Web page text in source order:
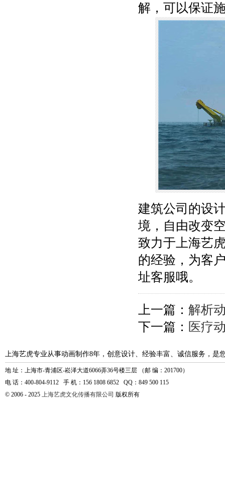
解，可以保证
建筑公司的设
境，自由改变
致力于上海艺
的经验，为客
址客服哦。
上一篇： 解析
下一篇： 医疗
上海艺虎专业从事动画制作8年，创意设计、经验丰富、诚信服务，是
地 址：上海市-青浦区-崧泽大道6066弄36号楼三层 （邮 编：201700）
电 话：400-804-9112 手 机：156 1808 6852 QQ：849 500 115
© 2006 - 2025 上海艺虎文化传播有限公司 版权所有